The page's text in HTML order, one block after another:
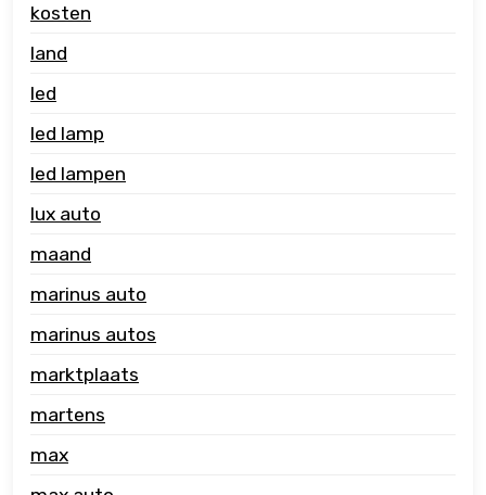
kosten
land
led
led lamp
led lampen
lux auto
maand
marinus auto
marinus autos
marktplaats
martens
max